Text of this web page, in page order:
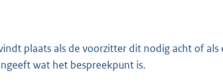
plaats als de voorzitter dit nodig acht of als
wat het bespreekpunt is.